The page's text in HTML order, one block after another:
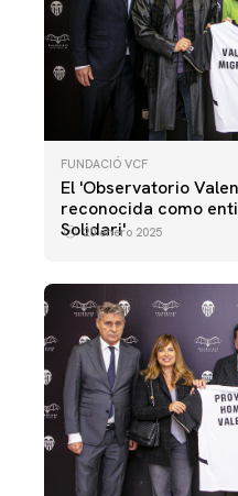
FUNDACIÓ VCF
El 'Observatorio
reconocida como
Solidari'
20 enero 2025